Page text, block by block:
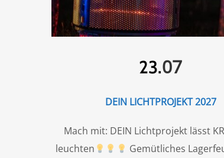
23.07
DEIN LICHTPROJEKT 2027
Mach mit: DEIN Lichtprojekt lässt
leuchten
Gemütliches